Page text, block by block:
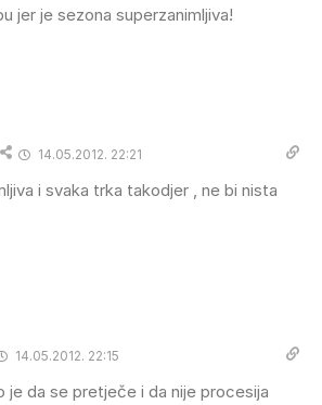
jer je sezona superzanimljiva!
14.05.2012. 22:21
i svaka trka takodjer , ne bi nista
14.05.2012. 22:15
je da se pretječe i da nije procesija